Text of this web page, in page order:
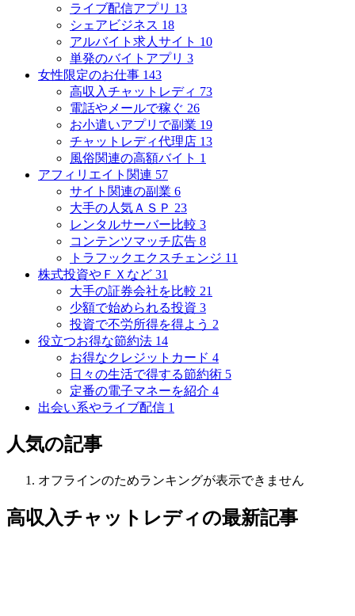
ライブ配信アプリ 13
シェアビジネス 18
アルバイト求人サイト 10
単発のバイトアプリ 3
女性限定のお仕事 143
高収入チャットレディ 73
電話やメールで稼ぐ 26
お小遣いアプリで副業 19
チャットレディ代理店 13
風俗関連の高額バイト 1
アフィリエイト関連 57
サイト関連の副業 6
大手の人気ＡＳＰ 23
レンタルサーバー比較 3
コンテンツマッチ広告 8
トラフックエクスチェンジ 11
株式投資やＦＸなど 31
大手の証券会社を比較 21
少額で始められる投資 3
投資で不労所得を得よう 2
役立つお得な節約法 14
お得なクレジットカード 4
日々の生活で得する節約術 5
定番の電子マネーを紹介 4
出会い系やライブ配信 1
人気の記事
オフラインのためランキングが表示できません
高収入チャットレディの最新記事